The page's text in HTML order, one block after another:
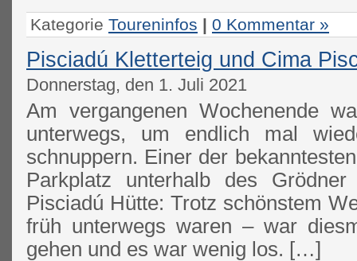
Kategorie Toureninfos | 0 Kommentar »
Pisciadú Kletterteig und Cima
Donnerstag, den 1. Juli 2021
Am vergangenen Wochenende
unterwegs, um endlich mal
schnuppern. Einer der
Parkplatz unterhalb des
Pisciadú Hütte: Trotz schönstem
früh unterwegs waren – war
gehen und es war wenig los. […]